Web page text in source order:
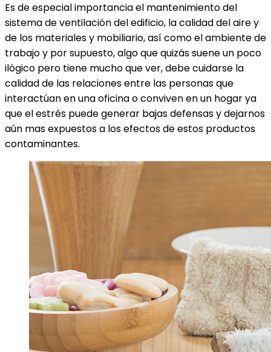
Es de especial importancia el mantenimiento del
sistema de ventilación del edificio, la calidad del aire y
de los materiales y mobiliario, así como el ambiente de
trabajo y por supuesto, algo que quizás suene un poco
ilógico pero tiene mucho que ver, debe cuidarse la
calidad de las relaciones entre las personas que
interactúan en una oficina o conviven en un hogar ya
que el estrés puede generar bajas defensas y dejarnos
aún mas expuestos a los efectos de estos productos
contaminantes.